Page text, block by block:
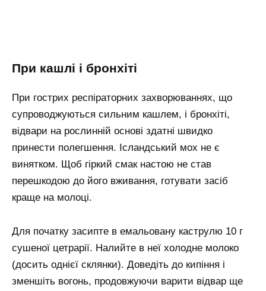
При кашлі і бронхіті
При гострих респіраторних захворюваннях, що
супроводжуються сильним кашлем, і бронхіті,
відвари на рослинній основі здатні швидко
принести полегшення. Ісландський мох не є
винятком. Щоб гіркий смак настою не став
перешкодою до його вживання, готувати засіб
краще на молоці.
Для початку засипте в емальовану каструлю 10 г
сушеної цетрарії. Налийте в неї холодне молоко
(досить однієї склянки). Доведіть до кипіння і
зменшіть вогонь, продовжуючи варити відвар ще